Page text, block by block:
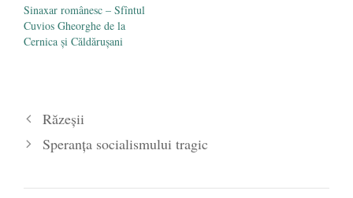
Sinaxar românesc – Sfîntul
Cuvios Gheorghe de la
Cernica și Căldărușani
Răzeșii
Speranța socialismului tragic